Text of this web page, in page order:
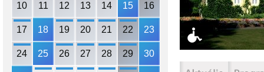
10 11 12 13 14 15 16
17 18 19 20 21 22 23
24 25 26 27 28 29 30